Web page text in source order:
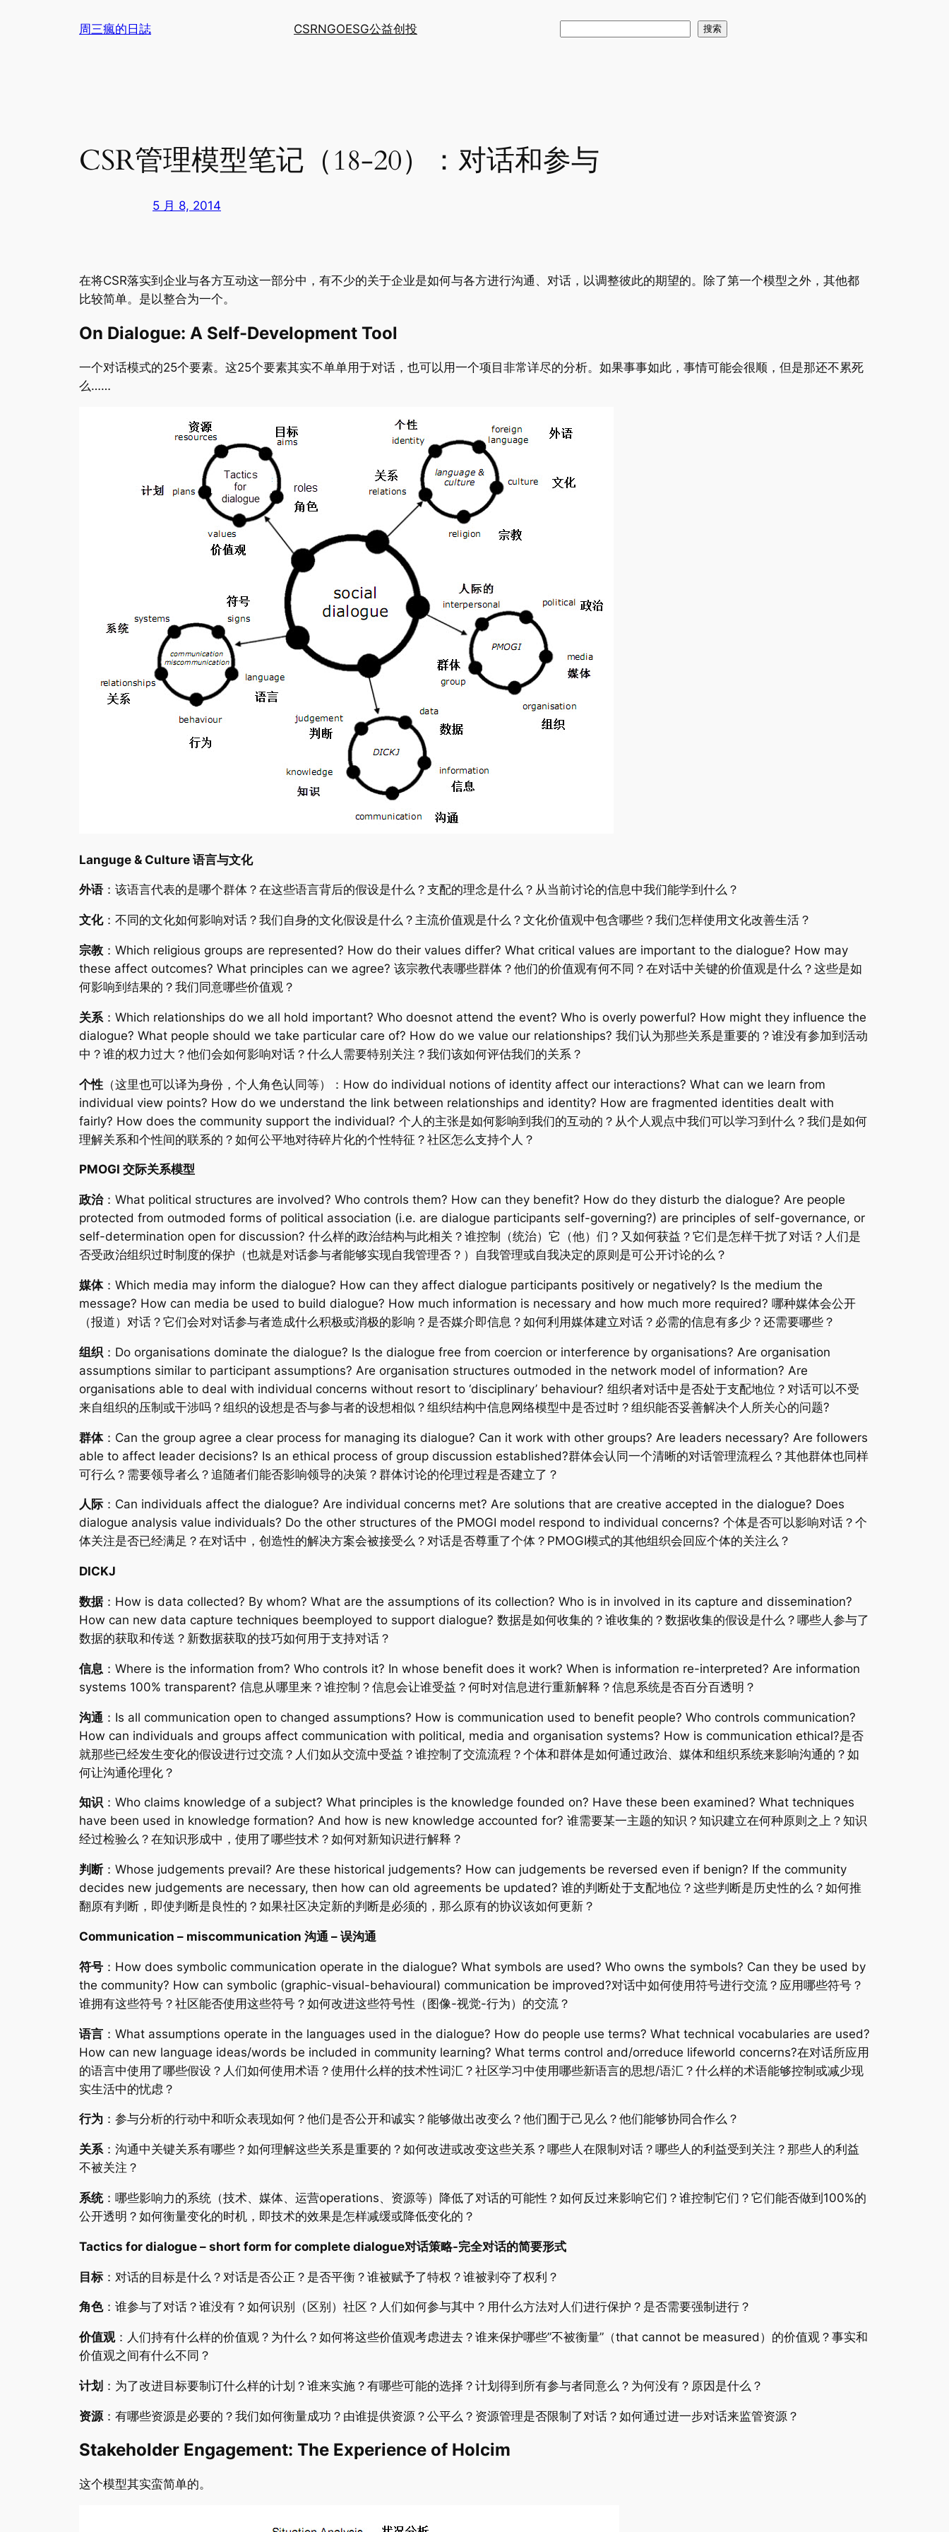
周三瘋的日誌 CSRNGOESG公益创投 搜索
CSR管理模型笔记（18-20）：对话和参与
5 月 8, 2014
在将CSR落实到企业与各方互动这一部分中，有不少的关于企业是如何与各方进行沟通、对话，以调整彼此的期望的。除了第一个模型之外，其他都
比较简单。是以整合为一个。
On Dialogue: A Self-Development Tool
一个对话模式的25个要素。这25个要素其实不单单用于对话，也可以用一个项目非常详尽的分析。如果事事如此，事情可能会很顺，但是那还不累死
么……
Languge & Culture 语言与文化
外语：该语言代表的是哪个群体？在这些语言背后的假设是什么？支配的理念是什么？从当前讨论的信息中我们能学到什么？
文化：不同的文化如何影响对话？我们自身的文化假设是什么？主流价值观是什么？文化价值观中包含哪些？我们怎样使用文化改善生活？
宗教 ：Which religious groups are represented? How do their values differ? What critical values are important to the dialogue? How may
these affect outcomes? What principles can we agree? 该宗教代表哪些群体？他们的价值观有何不同？在对话中关键的价值观是什么？这些是如
何影响到结果的？我们同意哪些价值观？
关系 ：Which relationships do we all hold important? Who doesnot attend the event? Who is overly powerful? How might they influence the
dialogue? What people should we take particular care of? How do we value our relationships? 我们认为那些关系是重要的？谁没有参加到活动
中？谁的权力过大？他们会如何影响对话？什么人需要特别关注？我们该如何评估我们的关系？
个性 （这里也可以译为身份，个人角色认同等）：How do individual notions of identity affect our interactions? What can we learn from
individual view points? How do we understand the link between relationships and identity? How are fragmented identities dealt with
fairly? How does the community support the individual? 个人的主张是如何影响到我们的互动的？从个人观点中我们可以学习到什么？我们是如何
理解关系和个性间的联系的？如何公平地对待碎片化的个性特征？社区怎么支持个人？
PMOGI 交际关系模型
政治：What political structures are involved? Who controls them? How can they benefit? How do they disturb the dialogue? Are people
protected from outmoded forms of political association (i.e. are dialogue participants self-governing?) are principles of self-governance, or
self-determination open for discussion? 什么样的政治结构与此相关？谁控制（统治）它（他）们？又如何获益？它们是怎样干扰了对话？人们是
否受政治组织过时制度的保护（也就是对话参与者能够实现自我管理否？）自我管理或自我决定的原则是可公开讨论的么？
媒体：Which media may inform the dialogue? How can they affect dialogue participants positively or negatively? Is the medium the
message? How can media be used to build dialogue? How much information is necessary and how much more required? 哪种媒体会公开
（报道）对话？它们会对对话参与者造成什么积极或消极的影响？是否媒介即信息？如何利用媒体建立对话？必需的信息有多少？还需要哪些？
组织 ：Do organisations dominate the dialogue? Is the dialogue free from coercion or interference by organisations? Are organisation
assumptions similar to participant assumptions? Are organisation structures outmoded in the network model of information? Are
organisations able to deal with individual concerns without resort to ‘disciplinary’ behaviour? 组织者对话中是否处于支配地位？对话可以不受
来自组织的压制或干涉吗？组织的设想是否与参与者的设想相似？组织结构中信息网络模型中是否过时？组织能否妥善解决个人所关心的问题?
群体：Can the group agree a clear process for managing its dialogue? Can it work with other groups? Are leaders necessary? Are followers
able to affect leader decisions? Is an ethical process of group discussion established?群体会认同一个清晰的对话管理流程么？其他群体也同样
可行么？需要领导者么？追随者们能否影响领导的决策？群体讨论的伦理过程是否建立了？
人际：Can individuals affect the dialogue? Are individual concerns met? Are solutions that are creative accepted in the dialogue? Does
dialogue analysis value individuals? Do the other structures of the PMOGI model respond to individual concerns? 个体是否可以影响对话？个
体关注是否已经满足？在对话中，创造性的解决方案会被接受么？对话是否尊重了个体？PMOGI模式的其他组织会回应个体的关注么？
DICKJ
数据：How is data collected? By whom? What are the assumptions of its collection? Who is in involved in its capture and dissemination?
How can new data capture techniques beemployed to support dialogue? 数据是如何收集的？谁收集的？数据收集的假设是什么？哪些人参与了
数据的获取和传送？新数据获取的技巧如何用于支持对话？
信息 ：Where is the information from? Who controls it? In whose benefit does it work? When is information re-interpreted? Are information
systems 100% transparent? 信息从哪里来？谁控制？信息会让谁受益？何时对信息进行重新解释？信息系统是否百分百透明？
沟通 ：Is all communication open to changed assumptions? How is communication used to benefit people? Who controls communication?
How can individuals and groups affect communication with political, media and organisation systems? How is communication ethical?是否
就那些已经发生变化的假设进行过交流？人们如从交流中受益？谁控制了交流流程？个体和群体是如何通过政治、媒体和组织系统来影响沟通的？如
何让沟通伦理化？
知识 ：Who claims knowledge of a subject? What principles is the knowledge founded on? Have these been examined? What techniques
have been used in knowledge formation? And how is new knowledge accounted for? 谁需要某一主题的知识？知识建立在何种原则之上？知识
经过检验么？在知识形成中，使用了哪些技术？如何对新知识进行解释？
判断：Whose judgements prevail? Are these historical judgements? How can judgements be reversed even if benign? If the community
decides new judgements are necessary, then how can old agreements be updated? 谁的判断处于支配地位？这些判断是历史性的么？如何推
翻原有判断，即使判断是良性的？如果社区决定新的判断是必须的，那么原有的协议该如何更新？
Communication – miscommunication 沟通 – 误沟通
符号 ：How does symbolic communication operate in the dialogue? What symbols are used? Who owns the symbols? Can they be used by
the community? How can symbolic (graphic-visual-behavioural) communication be improved?对话中如何使用符号进行交流？应用哪些符号？
谁拥有这些符号？社区能否使用这些符号？如何改进这些符号性（图像-视觉-行为）的交流？
语言 ：What assumptions operate in the languages used in the dialogue? How do people use terms? What technical vocabularies are used?
How can new language ideas/words be included in community learning? What terms control and/orreduce lifeworld concerns?在对话所应用
的语言中使用了哪些假设？人们如何使用术语？使用什么样的技术性词汇？社区学习中使用哪些新语言的思想/语汇？什么样的术语能够控制或减少现
实生活中的忧虑？
行为 ：参与分析的行动中和听众表现如何？他们是否公开和诚实？能够做出改变么？他们囿于己见么？他们能够协同合作么？
关系：沟通中关键关系有哪些？如何理解这些关系是重要的？如何改进或改变这些关系？哪些人在限制对话？哪些人的利益受到关注？那些人的利益
不被关注？
系统：哪些影响力的系统（技术、媒体、运营operations、资源等）降低了对话的可能性？如何反过来影响它们？谁控制它们？它们能否做到100%的
公开透明？如何衡量变化的时机，即技术的效果是怎样减缓或降低变化的？
Tactics for dialogue – short form for complete dialogue对话策略-完全对话的简要形式
目标：对话的目标是什么？对话是否公正？是否平衡？谁被赋予了特权？谁被剥夺了权利？
角色：谁参与了对话？谁没有？如何识别（区别）社区？人们如何参与其中？用什么方法对人们进行保护？是否需要强制进行？
价值观：人们持有什么样的价值观？为什么？如何将这些价值观考虑进去？谁来保护哪些”不被衡量”（that cannot be measured）的价值观？事实和
价值观之间有什么不同？
计划 ：为了改进目标要制订什么样的计划？谁来实施？有哪些可能的选择？计划得到所有参与者同意么？为何没有？原因是什么？
资源 ：有哪些资源是必要的？我们如何衡量成功？由谁提供资源？公平么？资源管理是否限制了对话？如何通过进一步对话来监管资源？
Stakeholder Engagement: The Experience of Holcim
这个模型其实蛮简单的。